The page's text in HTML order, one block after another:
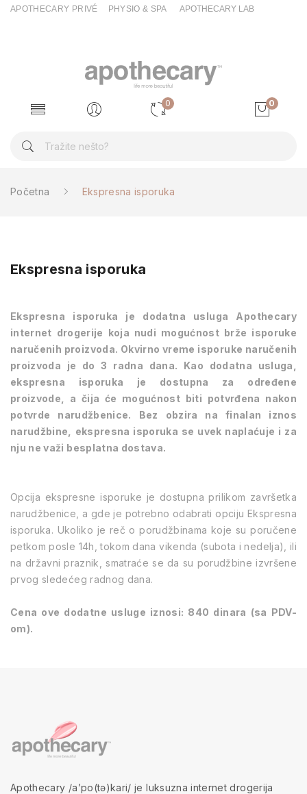
APOTHECARY PRIVÉ PHYSIO & SPA APOTHECARY LAB
0 0
Početna Ekspresna isporuka
Ekspresna isporuka
Ekspresna isporuka je dodatna usluga Apothecary
internet drogerije koja nudi mogućnost brže isporuke
naručenih proizvoda. Okvirno vreme isporuke naručenih
proizvoda je do 3 radna dana. Kao dodatna usluga,
ekspresna isporuka je dostupna za određene
proizvode, a čija će mogućnost biti potvrđena nakon
potvrde narudžbenice. Bez obzira na finalan iznos
narudžbine, ekspresna isporuka se uvek naplaćuje i za
nju ne važi besplatna dostava.
Opcija ekspresne isporuke je dostupna prilikom završetka
narudžbenice, a gde je potrebno odabrati opciju Ekspresna
isporuka. Ukoliko je reč o porudžbinama koje su poručene
petkom posle 14h, tokom dana vikenda (subota i nedelja), ili
na državni praznik, smatraće se da su porudžbine izvršene
prvog sledećeg radnog dana.
Cena ove dodatne usluge iznosi: 840 dinara (sa PDV-
om).
Apothecary /a’po(tə)kari/ je luksuzna internet drogerija